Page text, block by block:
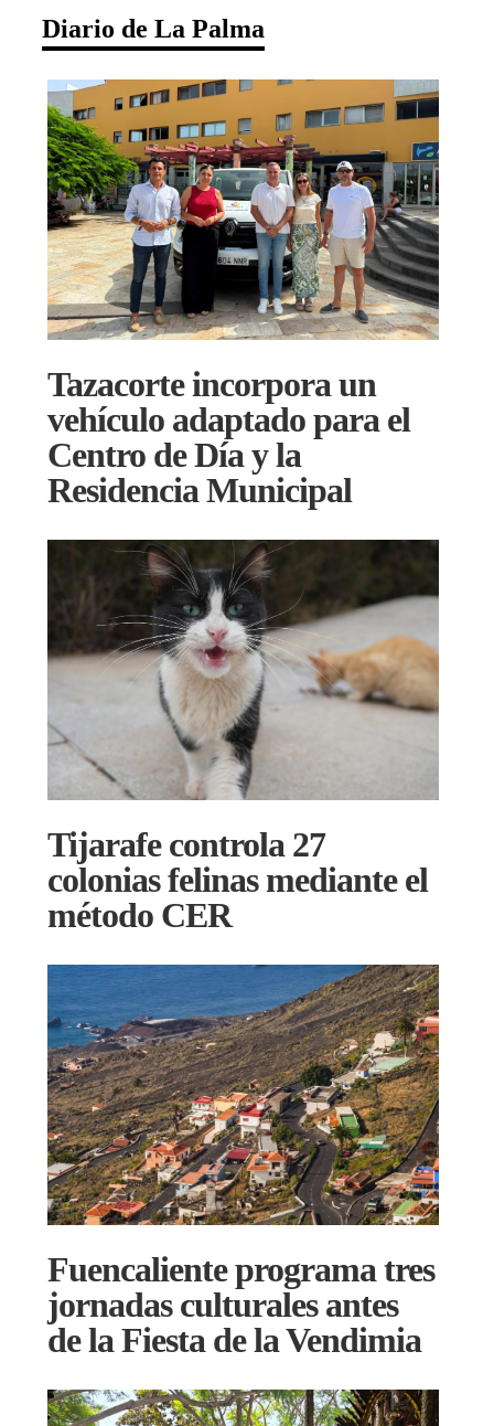
Diario de La Palma
Tazacorte incorpora un
vehículo adaptado para el
Centro de Día y la
Residencia Municipal
Tijarafe controla 27
colonias felinas mediante el
método CER
Fuencaliente programa tres
jornadas culturales antes
de la Fiesta de la Vendimia